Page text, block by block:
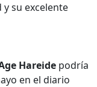
su excelente
Hareide podría
en el diario